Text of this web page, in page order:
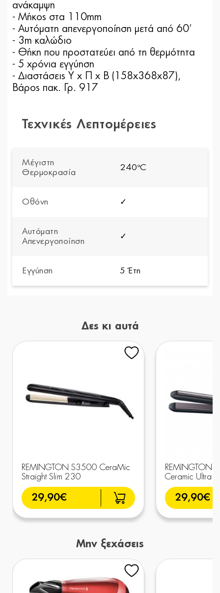
ανάκαμψη
- Μήκος στα 110mm
- Αυτόματη απενεργοποίηση μετά από 60’
- 3m καλώδιο
- Θήκη που προστατεύει από τη θερμότητα
- 5 χρόνια εγγύηση
- Διαστάσεις Υ x Π x Β (158x368x87),
Βάρος πακ. Γρ. 917
Τεχνικές Λεπτομέρειες
Μέγιστη
Θερμοκρασία
240ºC
Οθόνη ✓
Αυτόματη
Απενεργοποίηση
✓
Εγγύηση 5 Έτη
Δες κι αυτά
REMINGTON S3500 CeraMic
Straight Slim 230
29,90€
REMINGTON
Ceramic Ultra
29,90€
Μην ξεχάσεις